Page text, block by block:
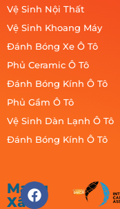
Vệ Sinh Nội Thất
Vệ Sinh Khoang Máy
Đánh Bóng Xe Ô Tô
Phủ Ceramic Ô Tô
Đánh Bóng Kính Ô Tô
Phủ Gầm Ô Tô
Vệ Sinh Dàn Lạnh Ô Tô
Đánh Bóng Kính Ô Tô
Mạng
Xã